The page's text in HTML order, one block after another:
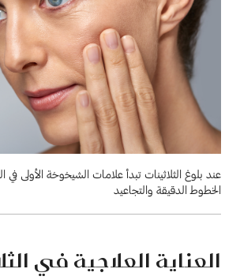
عند بلوغ الثلاثينات تبدأ علامات الشيخوخة الأولى في
الخطوط الدقيقة والتجاعيد
العناية العلاجية في